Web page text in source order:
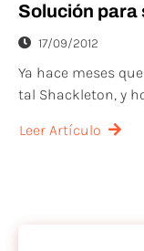
Solución para
17/09/2012
Ya hace meses
tal Shackleton, y
Leer Artículo